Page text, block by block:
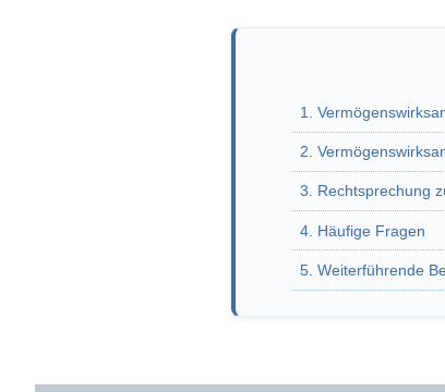
1.
2.
3. Rechtsprechung
4. Häufige Fragen
5. Weiterführende